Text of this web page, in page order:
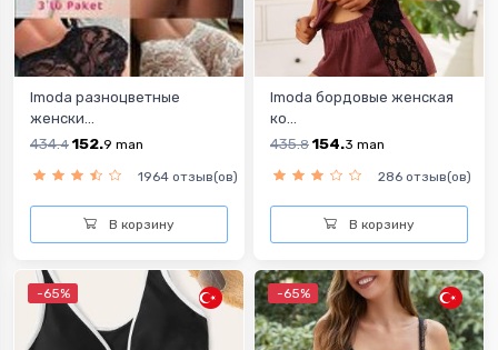
Imoda разноцветныe
женски...
434.4 152.9 man
1964 отзыв(ов)
В корзину
Imoda бордовые женская
ко...
435.8 154.3 man
286 отзыв(ов)
В корзину
-65% -65%